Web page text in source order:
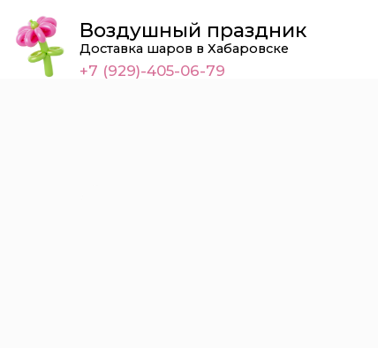
Воздушный праздник
Доставка шаров в Хабаровске
+7 (929)-405-06-79